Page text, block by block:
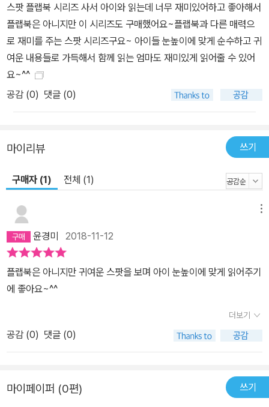
스팟 플랩북 시리즈 사서 아이와 읽는데 너무 재미있어하고 좋아해서
플랩북은 아니지만 이 시리즈도 구매했어요~플랩북과 다른 매력으
로 재미를 주는 스팟 시리즈구요~ 아이들 눈높이에 맞게 순수하고 귀
여운 내용들로 가득해서 함께 읽는 엄마도 재미있게 읽어줄 수 있어
요~^^
공감 (0) 댓글 (0)
마이리뷰 쓰기
구매자 (1) 전체 (1)
윤경미 2018-11-12
플랩북은 아니지만 귀여운 스팟을 보며 아이 눈높이에 맞게 읽어주기
에 좋아요~^^
더보기
공감 (0) 댓글 (0)
마이페이퍼 (0편) 쓰기